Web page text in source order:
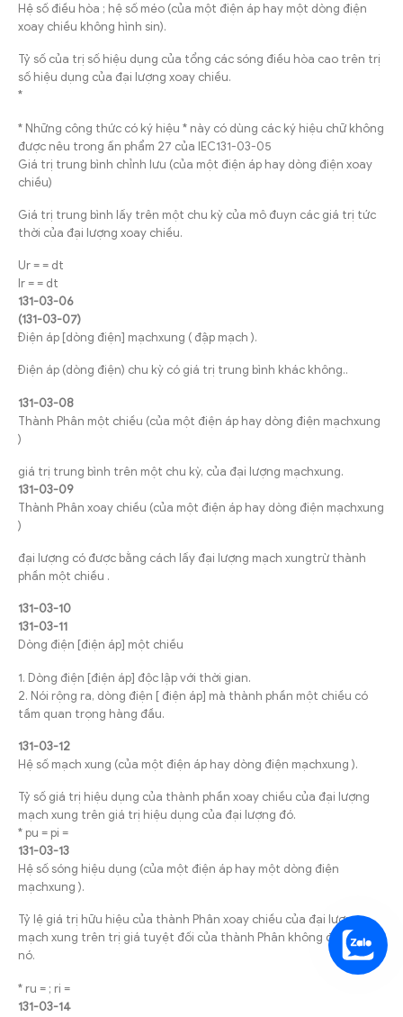
Hệ số điều hòa ; hệ số méo (của một điện áp hay một dòng điện
xoay chiều không hình sin).
Tỷ số của trị số hiệu dụng của tổng các sóng điều hòa cao trên trị
số hiệu dụng của đại lượng xoay chiều.
*
* Những công thức có ký hiệu * này có dùng các ký hiệu chữ không
được nêu trong ấn phẩm 27 của IEC131-03-05
Giá trị trung bình chỉnh lưu (của một điện áp hay dòng điện xoay
chiều)
Giá trị trung bình lấy trên một chu kỳ của mô đuyn các giá trị tức
thời của đại lượng xoay chiều.
Ur = = dt
Ir = = dt
131-03-06
(131-03-07)
Điện áp [dòng điện] mạchxung ( đập mạch ).
Điện áp (dòng điện) chu kỳ có giá trị trung bình khác không..
131-03-08
Thành Phân một chiều (của một điện áp hay dòng điện mạchxung
)
giá trị trung bình trên một chu kỳ, của đại lượng mạchxung.
131-03-09
Thành Phân xoay chiều (của một điện áp hay dòng điện mạchxung
)
đại lượng có được bằng cách lấy đại lượng mạch xungtrừ thành
phần một chiều .
131-03-10
131-03-11
Dòng điện [điện áp] một chiều
1. Dòng điện [điện áp] độc lập với thời gian.
2. Nói rộng ra, dòng điện [ điện áp] mà thành phần một chiều có
tầm quan trọng hàng đầu.
131-03-12
Hệ số mạch xung (của một điện áp hay dòng điện mạchxung ).
Tỷ số giá trị hiệu dụng của thành phần xoay chiều của đại lượng
mạch xung trên giá trị hiệu dụng của đại lượng đó.
* pu = pi =
131-03-13
Hệ số sóng hiệu dụng (của một điện áp hay một dòng điện
mạchxung ).
Tỷ lệ giá trị hữu hiệu của thành Phân xoay chiều của đại lượng
mạch xung trên trị giá tuyệt đối của thành Phân không đổi của
nó.
* ru = ; ri =
131-03-14